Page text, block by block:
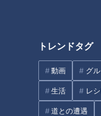
トレンドタグ
動画 グ
生活 レ
道との遭遇
先代 井上八千代の高
（よそ）の人は）動
こっちは動かんよう
しやはることが、反